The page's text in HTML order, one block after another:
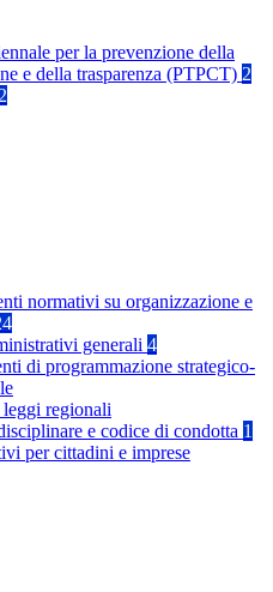
per la prevenzione della
e della trasparenza (PTPCT) 2
normativi su organizzazione e
generali 4
di programmazione strategico-
leggi regionali
e codice di condotta 1
per cittadini e imprese